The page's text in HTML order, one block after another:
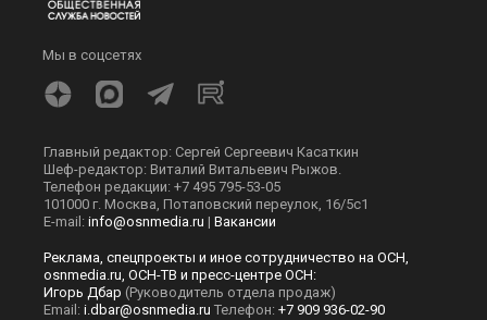
Мы в соцсетях
Главный редактор: Сергей Сергеевич Касаткин
Шеф-редактор: Виталий Витальевич Рыжов.
Телефон редакции: +7 495 795-53-05
101000 г. Москва, Потаповский переулок, 16/5с1
E-mail: info@osnmedia.ru | Вакансии
Реклама, спецпроекты и иное сотрудничество на ОСН,
osnmedia.ru, ОСН-ТВ и пресс-центре ОСН:
Игорь Дбар (Руководитель отдела продаж)
Email: i.dbar@osnmedia.ru Телефон: +7 909 936-02-90